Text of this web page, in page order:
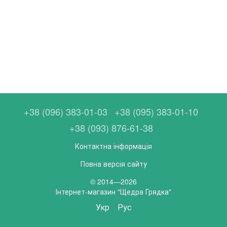
+38 (096) 383-01-03
+38 (095) 383-01-10
+38 (093) 876-61-38
Контактна інформація
Повна версія сайту
© 2014—2026
Інтернет-магазин "Щедра Грядка"
Укр Рус